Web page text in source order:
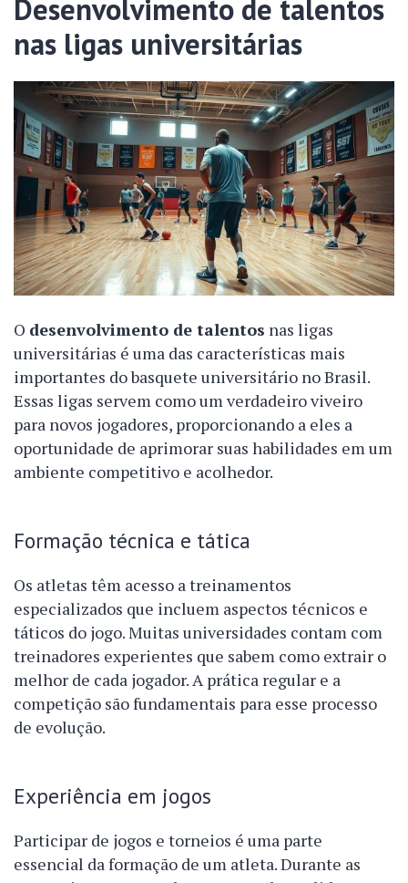
Desenvolvimento de talentos
nas ligas universitárias
O desenvolvimento de talentos nas ligas
universitárias é uma das características mais
importantes do basquete universitário no Brasil.
Essas ligas servem como um verdadeiro viveiro
para novos jogadores, proporcionando a eles a
oportunidade de aprimorar suas habilidades em um
ambiente competitivo e acolhedor.
Formação técnica e tática
Os atletas têm acesso a treinamentos
especializados que incluem aspectos técnicos e
táticos do jogo. Muitas universidades contam com
treinadores experientes que sabem como extrair o
melhor de cada jogador. A prática regular e a
competição são fundamentais para esse processo
de evolução.
Experiência em jogos
Participar de jogos e torneios é uma parte
essencial da formação de um atleta. Durante as